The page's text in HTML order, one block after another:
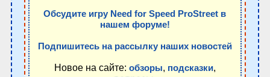
Обсудите игру Need for Speed ProStreet в
нашем форуме!
Подпишитесь на рассылку наших новостей
Новое на сайте: обзоры, подсказки,